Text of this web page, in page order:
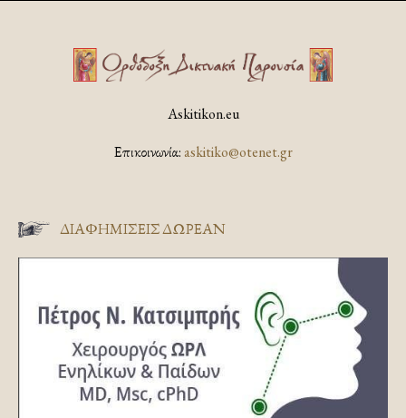
Askitikon.eu
Επικοινωνία:askitiko@otenet.gr
ΔΙΑΦΗΜΊΣΕΙΣ ΔΩΡΕΆΝ